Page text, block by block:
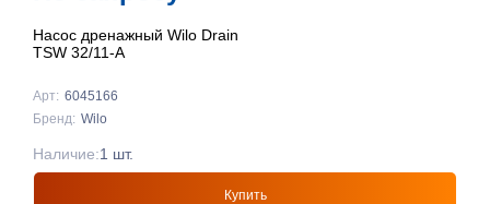
Насос дренажный Wilo Drain
TSW 32/11-A
Арт: 6045166
Бренд: Wilo
Купить
Наличие:1 шт.